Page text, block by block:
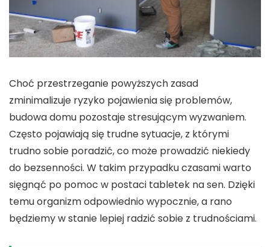
Choć przestrzeganie powyższych zasad
zminimalizuje ryzyko pojawienia się problemów,
budowa domu pozostaje stresującym wyzwaniem.
Często pojawiają się trudne sytuacje, z którymi
trudno sobie poradzić, co może prowadzić niekiedy
do bezsenności. W takim przypadku czasami warto
sięgnąć po pomoc w postaci tabletek na sen. Dzięki
temu organizm odpowiednio wypocznie, a rano
będziemy w stanie lepiej radzić sobie z trudnościami.